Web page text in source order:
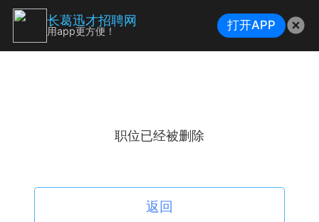
职位已经被删除
返回
长葛迅才招聘网
用app更方便！ 打开APP